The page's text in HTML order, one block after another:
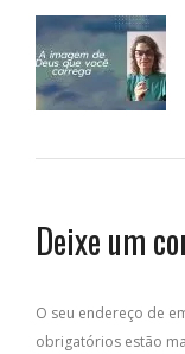
Deixe um
O seu endereço de
obrigatórios estão